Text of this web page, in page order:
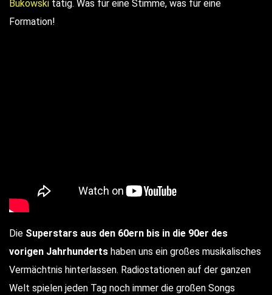
Bukowski tätig. Was für eine Stimme, was für eine
Formation!
Die Superstars aus den 60ern bis in die 90er des
vorigen Jahrhunderts haben uns ein großes musikalisches
Vermächtnis hinterlassen. Radiostationen auf der ganzen
Welt spielen jeden Tag noch immer die großen Songs